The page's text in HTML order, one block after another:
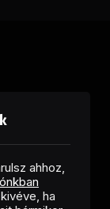
ahhoz,
ha